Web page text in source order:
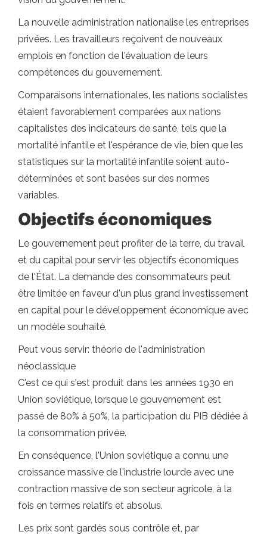
La nouvelle administration nationalise les entreprises
privées. Les travailleurs reçoivent de nouveaux
emplois en fonction de l'évaluation de leurs
compétences du gouvernement.
Comparaisons internationales, les nations socialistes
étaient favorablement comparées aux nations
capitalistes des indicateurs de santé, tels que la
mortalité infantile et l'espérance de vie, bien que les
statistiques sur la mortalité infantile soient auto-
déterminées et sont basées sur des normes
variables.
Objectifs économiques
Le gouvernement peut profiter de la terre, du travail
et du capital pour servir les objectifs économiques
de l'État. La demande des consommateurs peut
être limitée en faveur d'un plus grand investissement
en capital pour le développement économique avec
un modèle souhaité.
Peut vous servir: théorie de l'administration
néoclassique
C'est ce qui s'est produit dans les années 1930 en
Union soviétique, lorsque le gouvernement est
passé de 80% à 50%, la participation du PIB dédiée à
la consommation privée.
En conséquence, l'Union soviétique a connu une
croissance massive de l'industrie lourde avec une
contraction massive de son secteur agricole, à la
fois en termes relatifs et absolus.
Les prix sont gardés sous contrôle et, par